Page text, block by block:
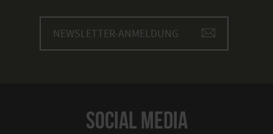
NEWSLETTER-ANMELDUNG
SOCIAL MEDIA